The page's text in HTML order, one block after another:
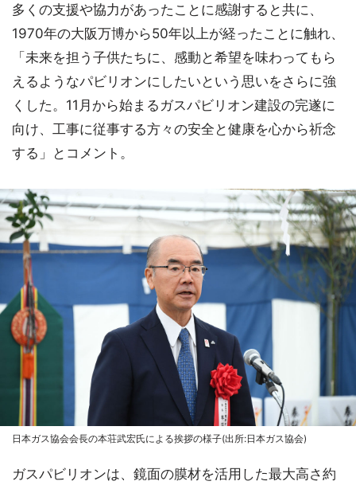
多くの支援や協力があったことに感謝すると共に、
1970年の大阪万博から50年以上が経ったことに触れ、
「未来を担う子供たちに、感動と希望を味わってもら
えるようなパビリオンにしたいという思いをさらに強
くした。11月から始まるガスパビリオン建設の完遂に
向け、工事に従事する方々の安全と健康を心から祈念
する」とコメント。
日本ガス協会会長の本荘武宏氏による挨拶の様子(出所:日本ガス協会)
ガスパビリオンは、鏡面の膜材を活用した最大高さ約